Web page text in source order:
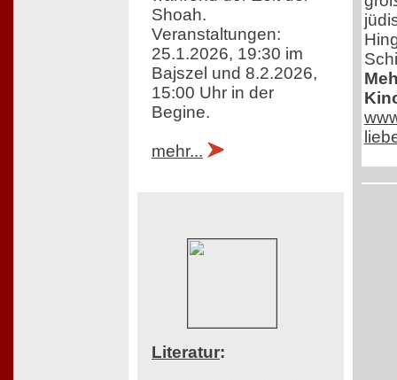
Shoah.
Veranstaltungen:
25.1.2026, 19:30 im
Bajszel und 8.2.2026,
15:00 Uhr in der
Begine.
mehr...
Literatur: